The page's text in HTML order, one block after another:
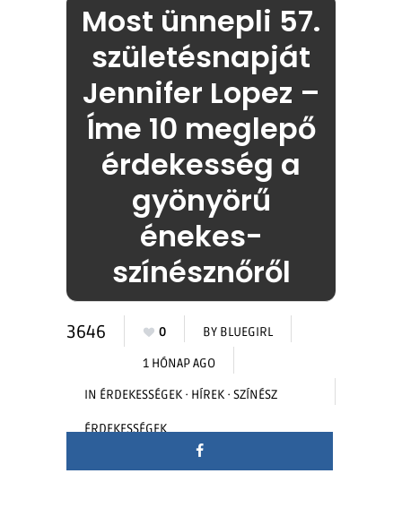
Most ünnepli 57.
születésnapját
Jennifer Lopez –
Íme 10 meglepő
érdekesség a
gyönyörű
énekes-
színésznőről
3646 0 BY BLUEGIRL
1 HÓNAP AGO
IN ÉRDEKESSÉGEK · HÍREK · SZÍNÉSZ
ÉRDEKESSÉGEK